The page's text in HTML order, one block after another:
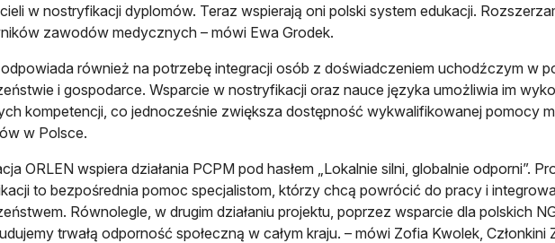
w nostryfikacji dyplomów. Teraz wspierają oni polski system edukacji.
zawodów medycznych – mówi Ewa Grodek.
również na potrzebę integracji osób z doświadczeniem uchodźczym w
i gospodarce. Wsparcie w nostryfikacji oraz nauce języka umożliwia im
kompetencji, co jednocześnie zwiększa dostępność wykwalifikowanej pomocy
w Polsce.
ORLEN wspiera działania PCPM pod hasłem „Lokalnie silni, globalnie odporni”.
to bezpośrednia pomoc specjalistom, którzy chcą powrócić do pracy i
Równolegle, w drugim działaniu projektu, poprzez wsparcie dla polskich
trwałą odporność społeczną w całym kraju. – mówi Zofia Kwolek, Członkini